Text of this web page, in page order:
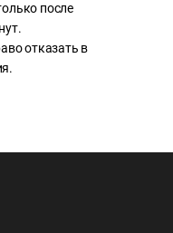
после
отказать в